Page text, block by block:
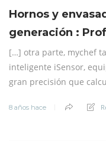
Hornos y
generación :
[…] otra parte, mychef
inteligente iSensor,
gran precisión que
8 años hace